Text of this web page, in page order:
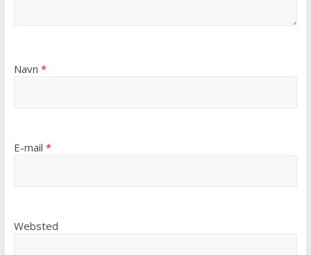
Navn *
E-mail *
Websted